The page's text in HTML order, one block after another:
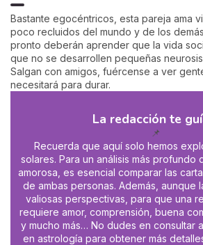
Bastante egocéntricos, esta pareja ama
poco recluidos del mundo y de los
pronto deberán aprender que la vida
que no se desarrollen pequeñas
Salgan con amigos, fuércense a ver
necesitará para durar.
La redacción te
📌
Recuerda que aquí solo hemos
solares. Para un análisis más profundo
amorosa, es esencial comparar las
de ambas personas. Además, aunque
valiosas perspectivas, para que una
requiere amor, comprensión, buena
y mucho más… No dudes en consultar
en astrología para obtener más